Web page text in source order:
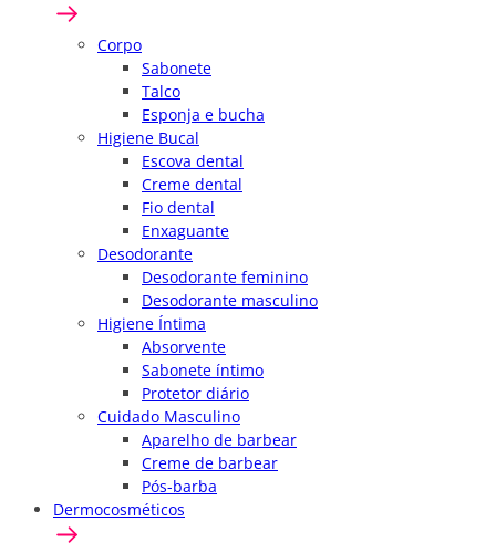
Corpo
Sabonete
Talco
Esponja e bucha
Higiene Bucal
Escova dental
Creme dental
Fio dental
Enxaguante
Desodorante
Desodorante feminino
Desodorante masculino
Higiene Íntima
Absorvente
Sabonete íntimo
Protetor diário
Cuidado Masculino
Aparelho de barbear
Creme de barbear
Pós-barba
Dermocosméticos